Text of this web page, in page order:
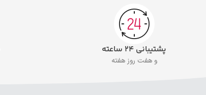
پشتیبانی ۲۴ ساعته
و هفت روز هفته